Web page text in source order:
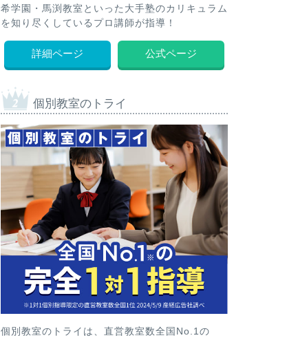
希学園・馬渕教室といった大手塾のカリキュラム
を知り尽くしているプロ講師が指導！
詳細ページ 公式ページ
個別教室のトライ
個別教室のトライは、直営教室数全国No.1の